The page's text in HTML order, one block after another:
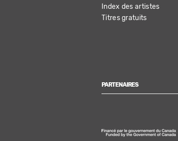
Index des artistes
Titres gratuits
PARTENAIRES